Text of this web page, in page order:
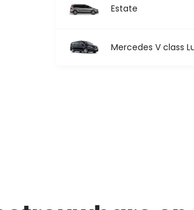
Estate
Mercedes V class